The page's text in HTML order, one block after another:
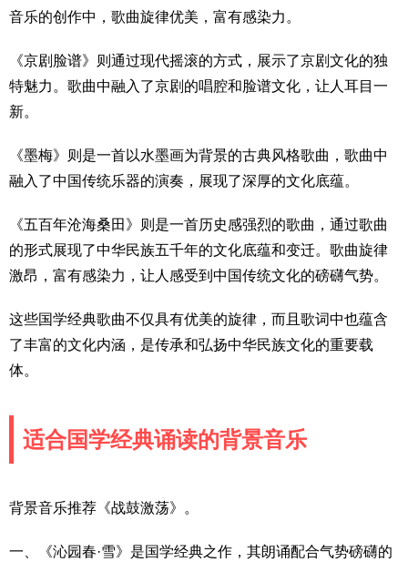
音乐的创作中，歌曲旋律优美，富有感染力。
《京剧脸谱》则通过现代摇滚的方式，展示了京剧文化的独
特魅力。歌曲中融入了京剧的唱腔和脸谱文化，让人耳目一
新。
《墨梅》则是一首以水墨画为背景的古典风格歌曲，歌曲中
融入了中国传统乐器的演奏，展现了深厚的文化底蕴。
《五百年沧海桑田》则是一首历史感强烈的歌曲，通过歌曲
的形式展现了中华民族五千年的文化底蕴和变迁。歌曲旋律
激昂，富有感染力，让人感受到中国传统文化的磅礴气势。
这些国学经典歌曲不仅具有优美的旋律，而且歌词中也蕴含
了丰富的文化内涵，是传承和弘扬中华民族文化的重要载
体。
适合国学经典诵读的背景音乐
背景音乐推荐《战鼓激荡》。
一、《沁园春·雪》是国学经典之作，其朗诵配合气势磅礴的